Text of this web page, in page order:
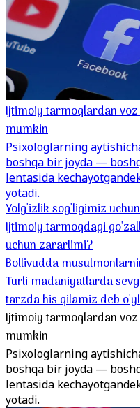
Ijtimoiy tarmoqlardan voz
mumkin
Psixologlarning
boshqa bir joyda —
lentasida
yotadi.
Yolg'izlik sog'ligimiz
Ijtimoiy tarmoqdagi
uchun zararlimi?
Bollivudda
Turli madaniyatlarda
tarzda his qilamiz deb
Ijtimoiy tarmoqlardan voz
mumkin
Psixologlarning
boshqa bir joyda —
lentasida
yotadi.